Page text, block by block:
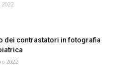
dei contrastatori in fotografia
2022